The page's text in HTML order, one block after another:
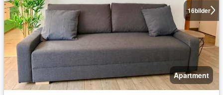
16bilder
Apartment